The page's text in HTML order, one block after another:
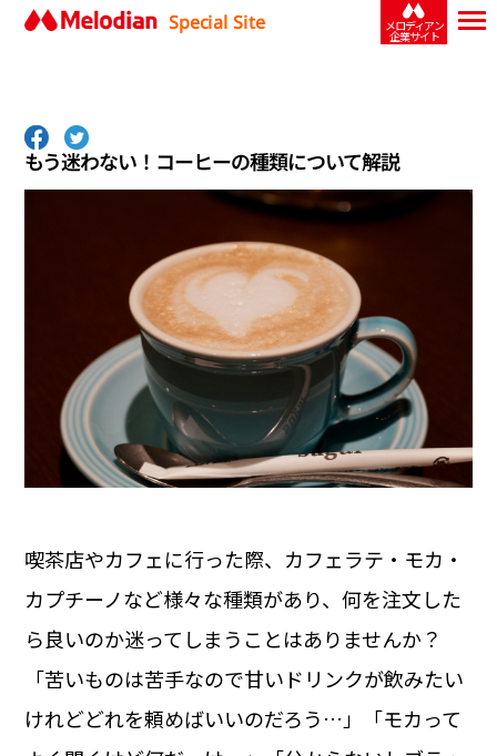
Special Site メロディアン
企業サイト
もう迷わない！コーヒーの種類について解説
喫茶店やカフェに行った際、カフェラテ・モカ・
カプチーノなど様々な種類があり、何を注文した
ら良いのか迷ってしまうことはありませんか？
「苦いものは苦手なので甘いドリンクが飲みたい
けれどどれを頼めばいいのだろう…」「モカって